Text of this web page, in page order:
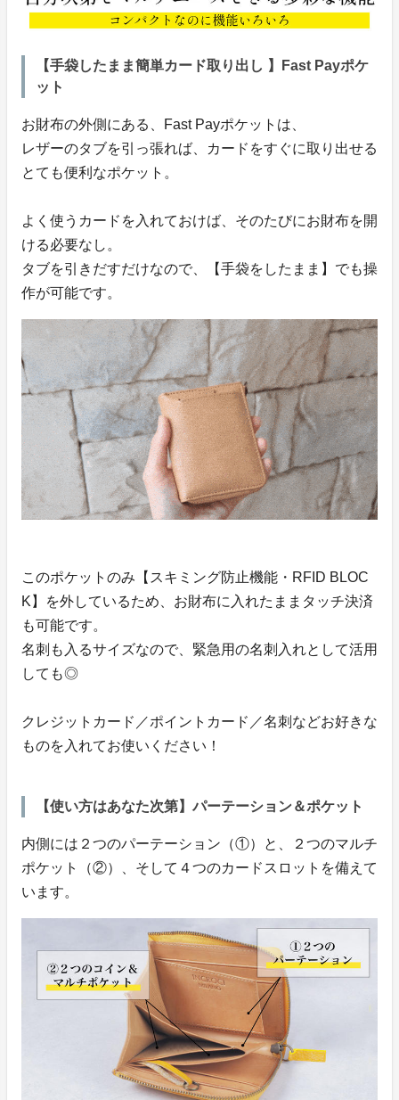
【手袋したまま簡単カード取り出し 】Fast Payポケ
ット
お財布の外側にある、Fast Payポケットは、
レザーのタブを引っ張れば、カードをすぐに取り出せる
とても便利なポケット。
よく使うカードを入れておけば、そのたびにお財布を開
ける必要なし。
タブを引きだすだけなので、【手袋をしたまま】でも操
作が可能です。
このポケットのみ【スキミング防止機能・RFID BLOC
K】を外しているため、お財布に入れたままタッチ決済
も可能です。
名刺も入るサイズなので、緊急用の名刺入れとして活用
しても◎
クレジットカード／ポイントカード／名刺などお好きな
ものを入れてお使いください！
【使い方はあなた次第】パーテーション＆ポケット
内側には２つのパーテーション（①）と、２つのマルチ
ポケット（②）、そして４つのカードスロットを備えて
います。